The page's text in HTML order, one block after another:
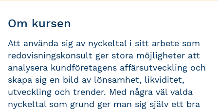
Om kursen
Att använda sig av nyckeltal i sitt arbete som
redovisningskonsult ger stora möjligheter att
analysera kundföretagens affärsutveckling och
skapa sig en bild av lönsamhet, likviditet,
utveckling och trender. Med några väl valda
nyckeltal som grund ger man sig själv ett bra